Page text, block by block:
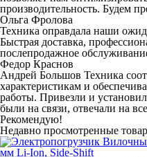
производительность. Будем
Ольга Фролова
Техника оправдала наши
Быстрая доставка,
послепродажное
Федор Краснов
Андрей Большов Техника
характеристикам и
работы. Привезли и
были на связи, отвечали на
Рекомендую!
Недавно просмотренные